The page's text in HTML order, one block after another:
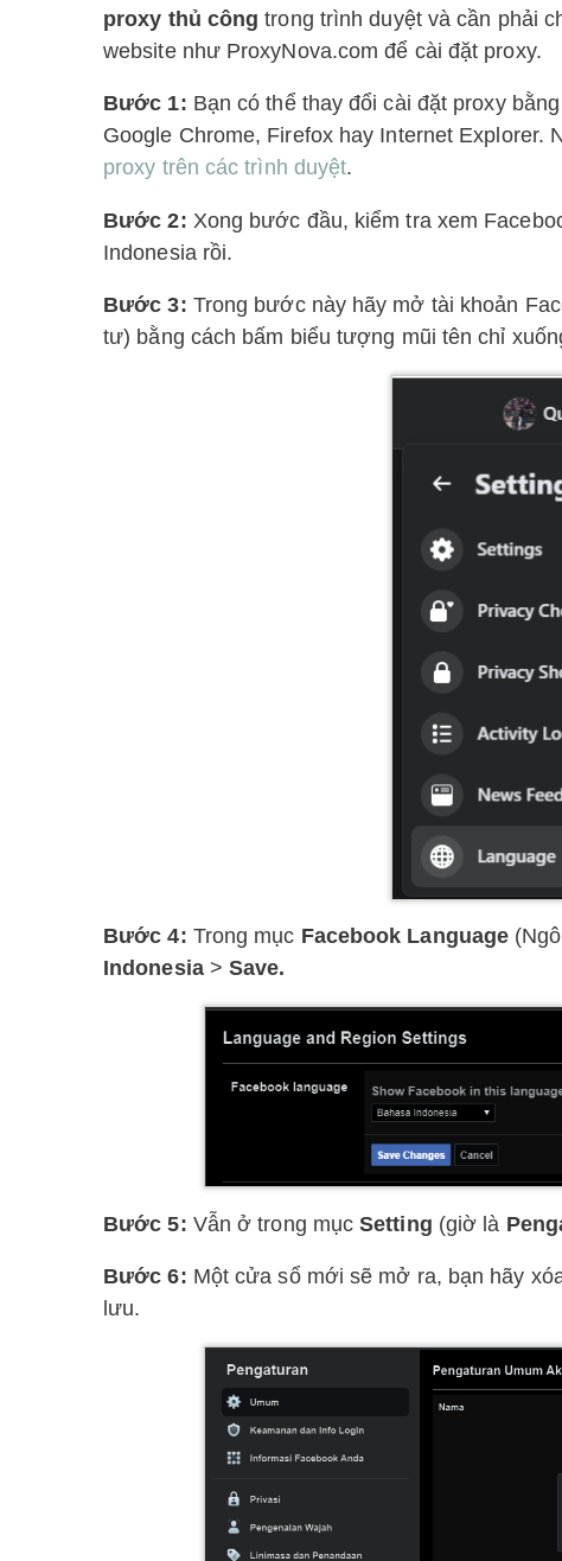
proxy thủ công trong trình duyệt và cần phải
website như ProxyNova.com để cài đặt proxy.
Bước 1: Bạn có thể thay đổi cài đặt proxy
Google Chrome, Firefox hay Internet
proxy trên các trình duyệt.
Bước 2: Xong bước đầu, kiểm tra xem
Indonesia rồi.
Bước 3: Trong bước này hãy mở tài khoản
tư) bằng cách bấm biểu tượng mũi tên chỉ
Bước 4: Trong mục Facebook Language
Indonesia>Save.
Bước 5: Vẫn ở trong mụcSetting (giờ là
Bước 6: Một cửa sổ mới sẽ mở ra, bạn hãy
lưu.